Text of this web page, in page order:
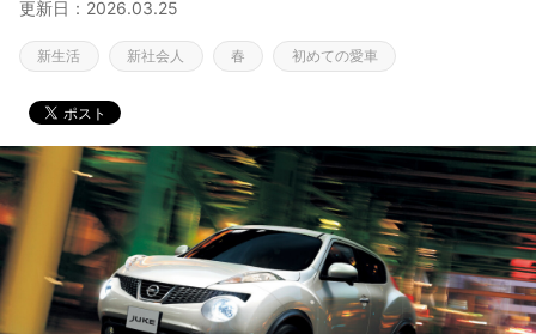
更新日：2026.03.25
新生活 新社会人 春 初めての愛車